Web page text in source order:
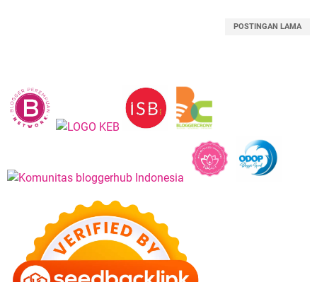
POSTINGAN LAMA